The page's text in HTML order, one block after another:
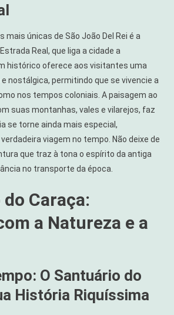
mais únicas de São João Del Rei é a
Real, que liga a cidade a
histórico oferece aos visitantes uma
nostálgica, permitindo que se vivencie a
nos tempos coloniais. A paisagem ao
suas montanhas, vales e vilarejos, faz
se torne ainda mais especial,
viagem no tempo. Não deixe de
que traz à tona o espírito da antiga
no transporte da época.
Caraça:
a Natureza e a
O Santuário do
História Riquíssima